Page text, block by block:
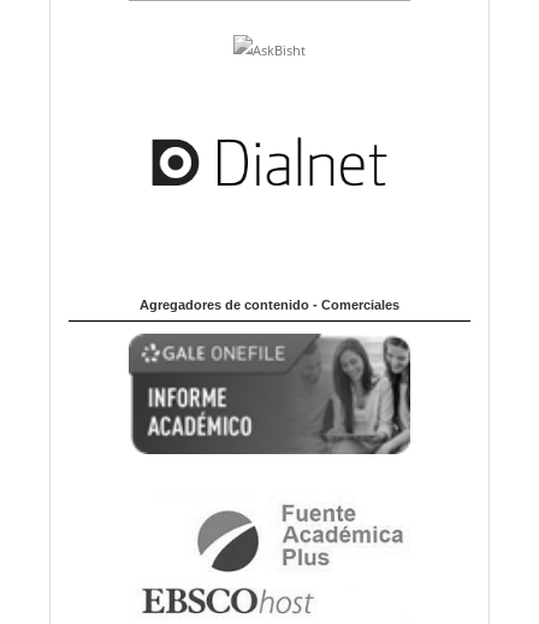
Agregadores de contenido - Comerciales